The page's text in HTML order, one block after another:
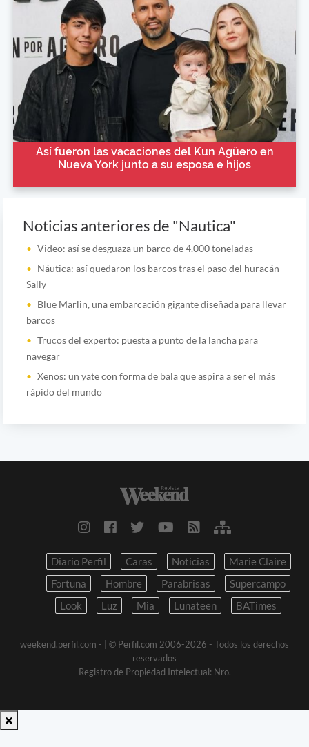
Así fueron las vacaciones del Kun Agüero en
Nueva York junto a su esposa e hijos
Noticias anteriores de "Nautica"
Video: así se desguaza un barco de 4.000 toneladas
Náutica: así quedaron los barcos tras el paso del huracán
Sally
Blue Marlin, una embarcación gigante diseñada para llevar
barcos
Trucos del experto: puesta a punto de la lancha para
navegar
Xenos: un yate con forma de bala que aspira a ser el más
rápido del mundo
Diario Perfil Caras Noticias
Marie Claire
Fortuna
Hombre Parabrisas
Supercampo
Look
Luz Mia Lunateen BATimes
weekend.perfil.com -
| © Perfil.com 2006-2026 - Todos los derechos
reservados
Registro de Propiedad Intelectual: Nro.